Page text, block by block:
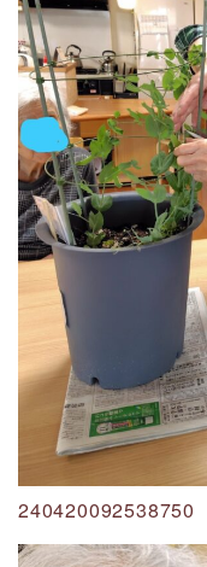
240420092538750